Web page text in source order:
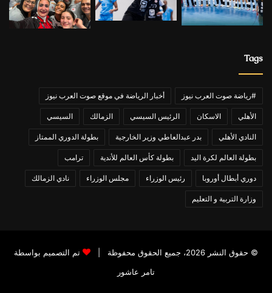
Tags
#رياضة صوت العرب نيوز أخبار الرياضة في موقع صوت العرب نيوز
الأهلي الاسكان الرئيس السيسي الزمالك السيسي
النادي الأهلي بدر عبدالعاطي وزير الخارجية بطولة الدوري الممتاز
بطولة العالم لكرة اليد بطولة كأس العالم للأندية ترامب
دوري أبطال أوروبا رئيس الوزراء مجلس الوزراء نادي الزمالك
وزارة التربية و التعليم
© حقوق النشر 2026، جميع الحقوق محفوظة |
تم التصميم بواسطة
تامر عاشور